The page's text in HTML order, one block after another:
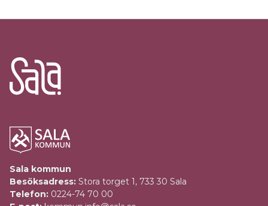
Sala kommun
Besöksadress: Stora torget 1, 733 30 Sala
Telefon: 0224-74 70 00